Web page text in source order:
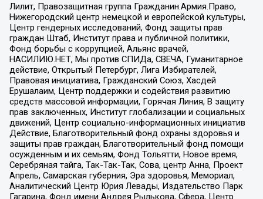
Лилит, Правозащитная группа Гражданин.Армия.Право,
Нижегородский центр немецкой и европейской культуры,
Центр гендерных исследований, Фонд защиты прав
граждан Штаб, Институт права и публичной политики,
Фонд борьбы с коррупцией, Альянс врачей,
НАСИЛИЮ.НЕТ, Мы против СПИДа, СВЕЧА, Гуманитарное
действие, Открытый Петербург, Лига Избирателей,
Правовая инициатива, Гражданский Союз, Хасдей
Ерушалаим, Центр поддержки и содействия развитию
средств массовой информации, Горячая Линия, В защиту
прав заключенных, Институт глобализации и социальных
движений, Центр социально-информационных инициатив
Действие, Благотворительный фонд охраны здоровья и
защиты прав граждан, Благотворительный фонд помощи
осужденным и их семьям, Фонд Тольятти, Новое время,
Серебряная тайга, Так-Так-Так, Сова, центр Анна, Проект
Апрель, Самарская губерния, Эра здоровья, Мемориал,
Аналитический Центр Юрия Левады, Издательство Парк
Гагарина, Фонд имени Андрея Рылькова, Сфера, Центр